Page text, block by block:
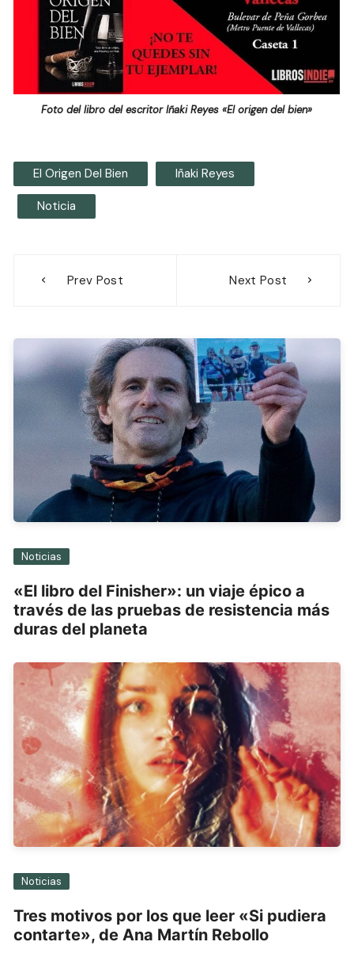
Foto del libro del escritor Iñaki Reyes «El origen del bien»
El Origen Del Bien Iñaki Reyes
Noticia
Prev Post Next Post
Noticias
«El libro del Finisher»: un viaje épico a
través de las pruebas de resistencia más
duras del planeta
Noticias
Tres motivos por los que leer «Si pudiera
contarte», de Ana Martín Rebollo